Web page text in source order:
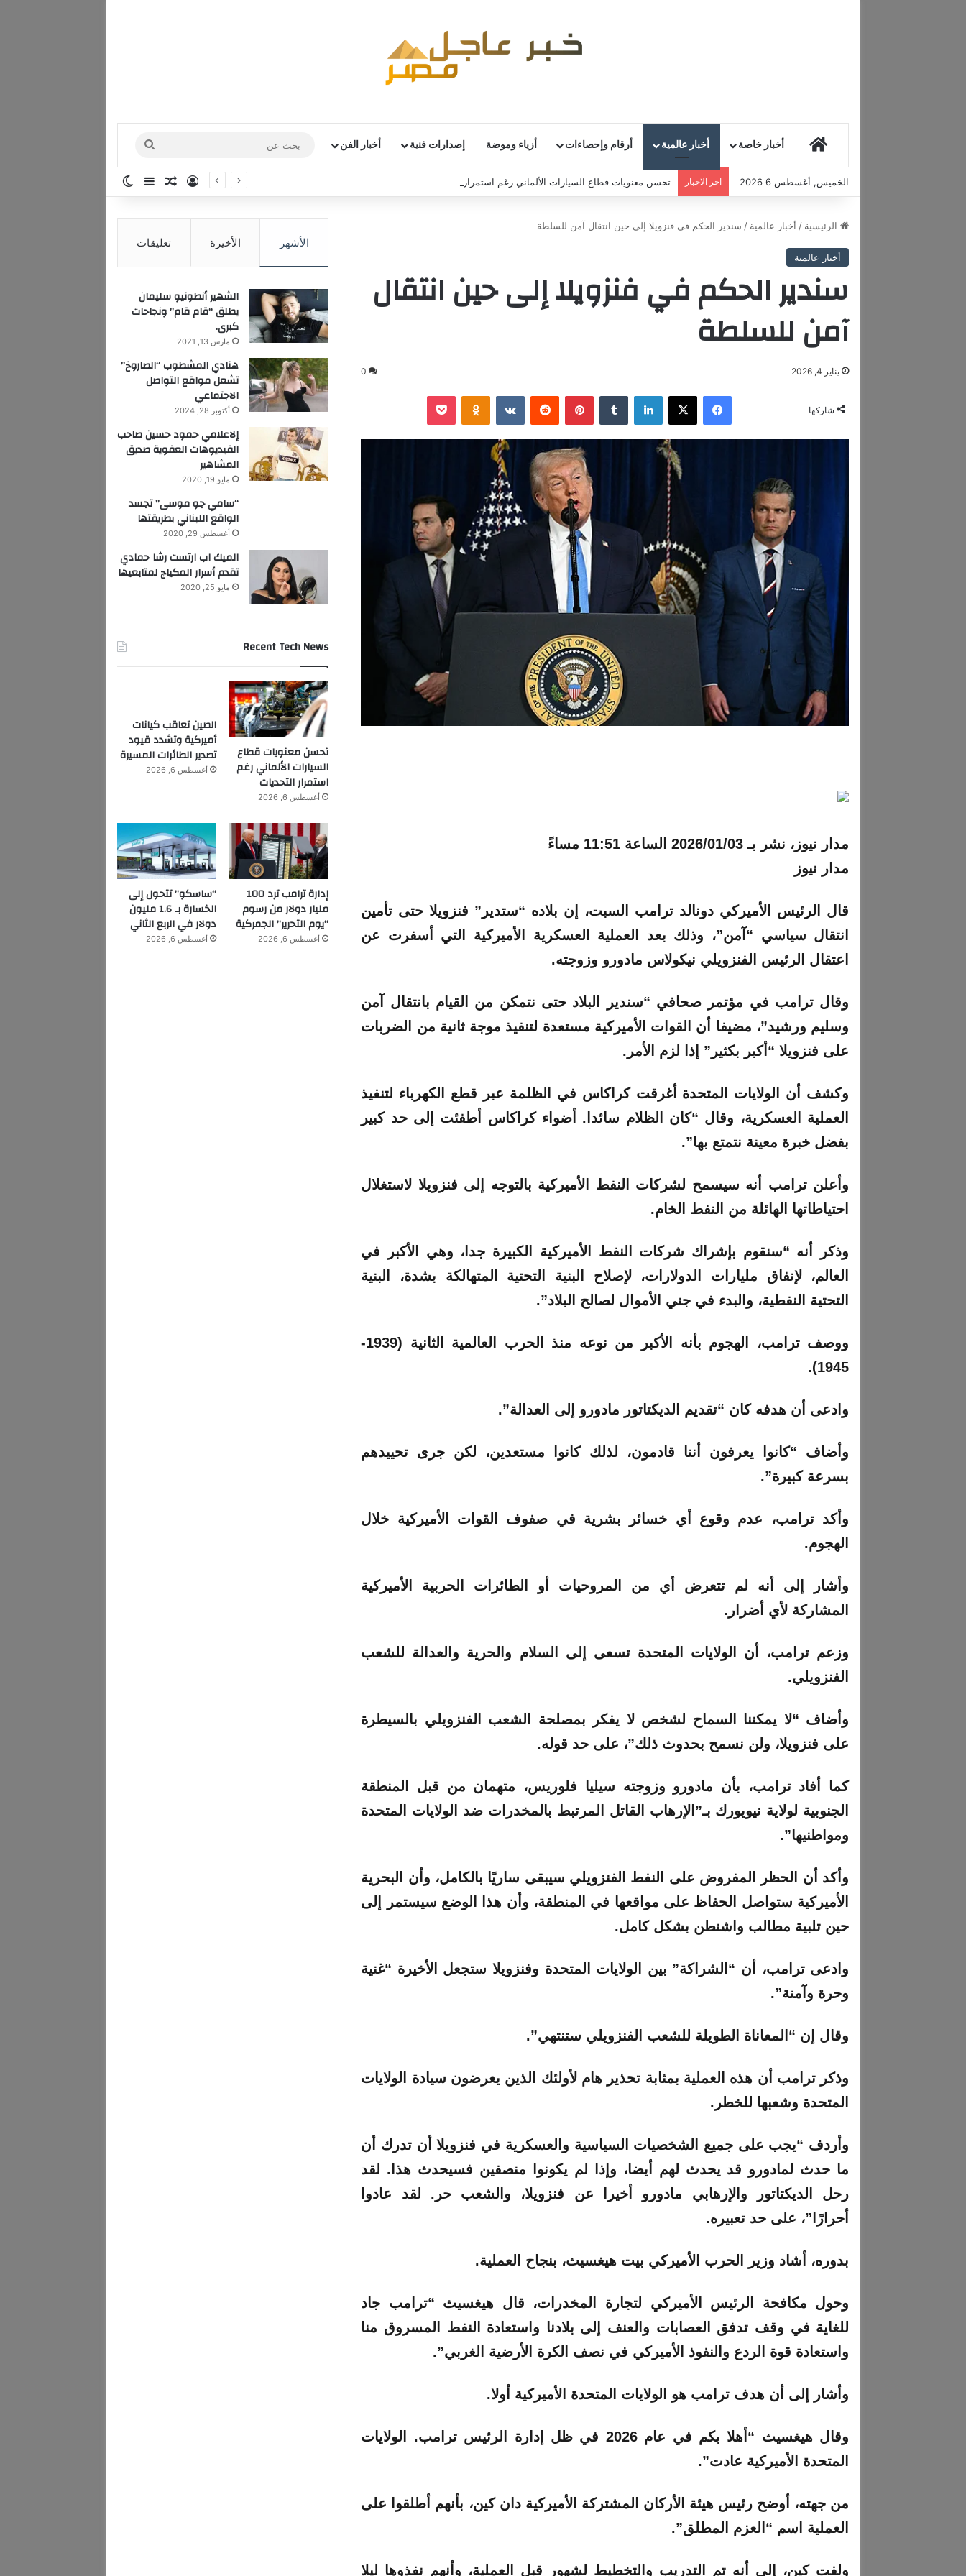
أخبار خاصة أخبار عالمية أرقام وإحصاءات أزياء وموضة إصدارات فنية أخبار الفن
عن
الخميس, أغسطس 6 2026 اخر الاخبار تحسن معنويات قطاع السيارات الألماني رغم استمرار التحديات تسجيل الدخول
مقال عشوائي
إضافة عمود جانبي
الرئيسية / أخبار عالمية / سندير الحكم في فنزويلا إلى حين انتقال آمن للسلطة
أخبار عالمية
سندير الحكم في فنزويلا إلى حين انتقال
آمن للسلطة
يناير 4, 2026 0
شاركها
فيسبوك ‫X لينكدإن ‏Tumblr بينتيريست ‏Reddit
‏VKontakte
Odnoklassniki
‫Pocket
مدار نيوز، نشر بـ 2026/01/03 الساعة 11:51 مساءً
مدار نيوز
قال الرئيس الأميركي دونالد ترامب السبت، إن بلاده “ستدير” فنزويلا حتى تأمين
انتقال سياسي “آمن”، وذلك بعد العملية العسكرية الأميركية التي أسفرت عن
اعتقال الرئيس الفنزويلي نيكولاس مادورو وزوجته.
وقال ترامب في مؤتمر صحافي “سندير البلاد حتى نتمكن من القيام بانتقال آمن
وسليم ورشيد”، مضيفا أن القوات الأميركية مستعدة لتنفيذ موجة ثانية من الضربات
على فنزويلا “أكبر بكثير” إذا لزم الأمر.
وكشف أن الولايات المتحدة أغرقت كراكاس في الظلمة عبر قطع الكهرباء لتنفيذ
العملية العسكرية، وقال “كان الظلام سائدا. أضواء كراكاس أطفئت إلى حد كبير
بفضل خبرة معينة نتمتع بها”.
وأعلن ترامب أنه سيسمح لشركات النفط الأميركية بالتوجه إلى فنزويلا لاستغلال
احتياطاتها الهائلة من النفط الخام.
وذكر أنه “سنقوم بإشراك شركات النفط الأميركية الكبيرة جدا، وهي الأكبر في
العالم، لإنفاق مليارات الدولارات، لإصلاح البنية التحتية المتهالكة بشدة، البنية
التحتية النفطية، والبدء في جني الأموال لصالح البلاد”.
ووصف ترامب، الهجوم بأنه الأكبر من نوعه منذ الحرب العالمية الثانية (1939-
1945).
وادعى أن هدفه كان “تقديم الديكتاتور مادورو إلى العدالة”.
وأضاف “كانوا يعرفون أننا قادمون، لذلك كانوا مستعدين، لكن جرى تحييدهم
بسرعة كبيرة”.
وأكد ترامب، عدم وقوع أي خسائر بشرية في صفوف القوات الأميركية خلال
الهجوم.
وأشار إلى أنه لم تتعرض أي من المروحيات أو الطائرات الحربية الأميركية
المشاركة لأي أضرار.
وزعم ترامب، أن الولايات المتحدة تسعى إلى السلام والحرية والعدالة للشعب
الفنزويلي.
وأضاف “لا يمكننا السماح لشخص لا يفكر بمصلحة الشعب الفنزويلي بالسيطرة
على فنزويلا، ولن نسمح بحدوث ذلك”، على حد قوله.
كما أفاد ترامب، بأن مادورو وزوجته سيليا فلوريس، متهمان من قبل المنطقة
الجنوبية لولاية نيويورك بـ”الإرهاب القاتل المرتبط بالمخدرات ضد الولايات المتحدة
ومواطنيها”.
وأكد أن الحظر المفروض على النفط الفنزويلي سيبقى ساريًا بالكامل، وأن البحرية
الأميركية ستواصل الحفاظ على مواقعها في المنطقة، وأن هذا الوضع سيستمر إلى
حين تلبية مطالب واشنطن بشكل كامل.
وادعى ترامب، أن “الشراكة” بين الولايات المتحدة وفنزويلا ستجعل الأخيرة “غنية
وحرة وآمنة”.
وقال إن “المعاناة الطويلة للشعب الفنزويلي ستنتهي”.
وذكر ترامب أن هذه العملية بمثابة تحذير هام لأولئك الذين يعرضون سيادة الولايات
المتحدة وشعبها للخطر.
وأردف “يجب على جميع الشخصيات السياسية والعسكرية في فنزويلا أن تدرك أن
ما حدث لمادورو قد يحدث لهم أيضا، وإذا لم يكونوا منصفين فسيحدث هذا. لقد
رحل الديكتاتور والإرهابي مادورو أخيرا عن فنزويلا، والشعب حر. لقد عادوا
أحرارًا”، على حد تعبيره.
بدوره، أشاد وزير الحرب الأميركي بيت هيغسيث، بنجاح العملية.
وحول مكافحة الرئيس الأميركي لتجارة المخدرات، قال هيغسيث “ترامب جاد
للغاية في وقف تدفق العصابات والعنف إلى بلادنا واستعادة النفط المسروق منا
واستعادة قوة الردع والنفوذ الأميركي في نصف الكرة الأرضية الغربي”.
وأشار إلى أن هدف ترامب هو الولايات المتحدة الأميركية أولا.
وقال هيغسيث “أهلا بكم في عام 2026 في ظل إدارة الرئيس ترامب. الولايات
المتحدة الأميركية عادت”.
من جهته، أوضح رئيس هيئة الأركان المشتركة الأميركية دان كين، بأنهم أطلقوا على
العملية اسم “العزم المطلق”.
ولفت كين، إلى أنه تم التدريب والتخطيط لشهور قبل العملية، وأنهم نفذوها ليلا
الأشهر الأخيرة تعليقات
الشهير أنطونيو سليمان
يطلق “قام قام” ونجاحات
كبرى.
مارس 13, 2021
هنادي المشطوب “الصاروخ”
تشعل مواقع التواصل
الاجتماعي
أكتوبر 28, 2024
إلاعلامي حمود حسين صاحب
الفيديوهات العفوية صديق
المشاهير
مايو 19, 2020
“سامي جو موسى” تجسد
الواقع اللبناني بطريقتها
أغسطس 29, 2020
الميك اب ارتست رشا حمادي
تقدم أسرار المكياج لمتابعيها
مايو 25, 2020
Recent Tech News
تحسن معنويات قطاع
السيارات الألماني رغم
استمرار التحديات
أغسطس 6, 2026
الصين تعاقب كيانات
أميركية وتشدد قيود
تصدير الطائرات المسيرة
أغسطس 6, 2026
إدارة ترامب ترد 100
مليار دولار من رسوم
“يوم التحرير” الجمركية
أغسطس 6, 2026
“ساسكو” تتحول إلى
الخسارة بـ 1.6 مليون
دولار في الربع الثاني
أغسطس 6, 2026